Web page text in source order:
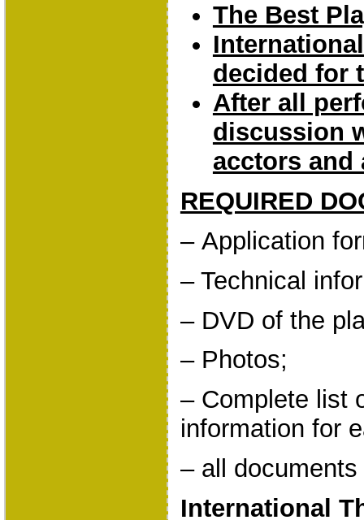
The Best
decided for
After all
discussion
acctors and
REQUIRED
– Application
– Technical
– DVD of the
– Photos;
– Complete list
information for
– all
International